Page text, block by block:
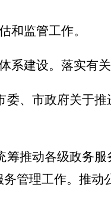
和监管工作。
系建设。 落实有
委、市政府关于推
筹推动各级政务
务管理工作。 推动